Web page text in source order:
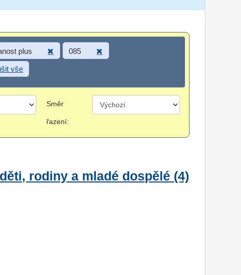
plus 085
vše
Směr
řazení:
rodiny a mladé dospělé (4)